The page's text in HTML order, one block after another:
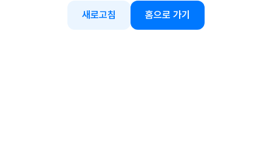
새로고침 홈으로 가기